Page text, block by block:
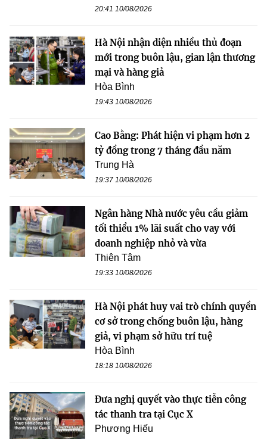
20:41 10/08/2026
Hà Nội nhận diện nhiều thủ đoạn
mới trong buôn lậu, gian lận thương
mại và hàng giả
Hòa Bình
19:43 10/08/2026
Cao Bằng: Phát hiện vi phạm hơn 2
tỷ đồng trong 7 tháng đầu năm
Trung Hà
19:37 10/08/2026
Ngân hàng Nhà nước yêu cầu giảm
tối thiểu 1% lãi suất cho vay với
doanh nghiệp nhỏ và vừa
Thiên Tâm
19:33 10/08/2026
Hà Nội phát huy vai trò chính quyền
cơ sở trong chống buôn lậu, hàng
giả, vi phạm sở hữu trí tuệ
Hòa Bình
18:18 10/08/2026
Đưa nghị quyết vào thực tiễn công
tác thanh tra tại Cục X
Phương Hiếu